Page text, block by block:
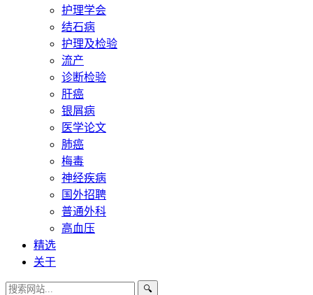
护理学会
结石病
护理及检验
流产
诊断检验
肝癌
银屑病
医学论文
肺癌
梅毒
神经疾病
国外招聘
普通外科
高血压
精选
关于
🔍